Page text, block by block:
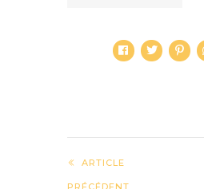
ARTICLE
PRÉCÉDENT